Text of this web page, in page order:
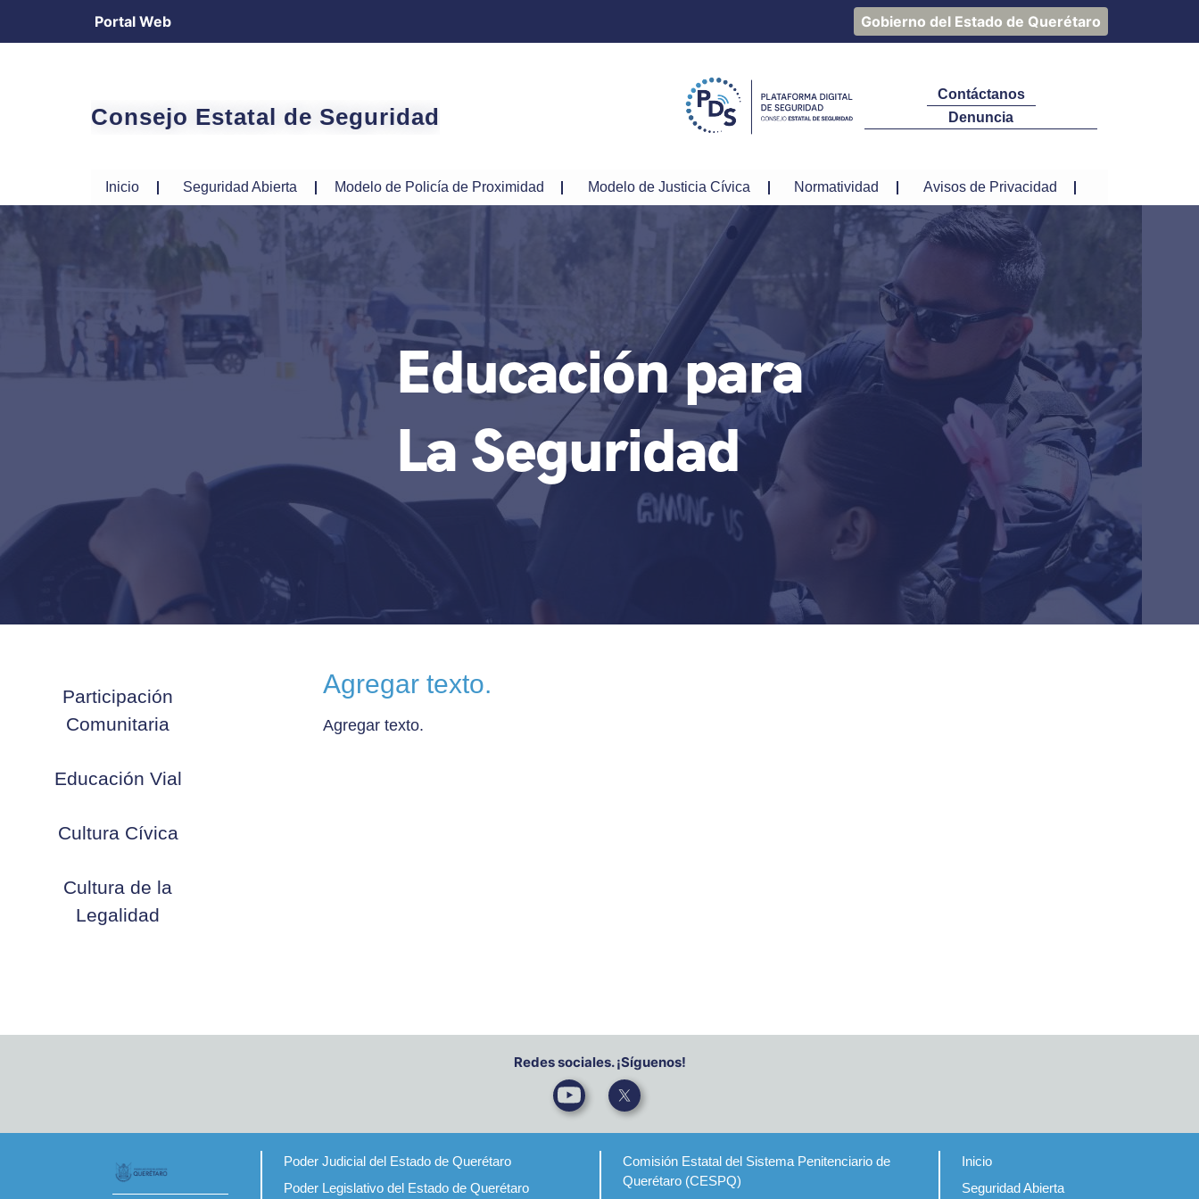
Portal Web Gobierno del Estado de Querétaro
Consejo Estatal de Seguridad
Contáctanos
Denuncia
Inicio Seguridad Abierta Modelo de Policía de Proximidad Modelo de Justicia Cívica Normatividad Avisos de Privacidad
Educación para
La Seguridad
Participación
Comunitaria
Educación Vial
Cultura Cívica
Cultura de la
Legalidad
Agregar texto.
Agregar texto.
Redes sociales. ¡Síguenos!
Poder Judicial del Estado de Querétaro
Poder Legislativo del Estado de Querétaro
Comisión Estatal del Sistema Penitenciario de
Querétaro (CESPQ)
Inicio
Seguridad Abierta